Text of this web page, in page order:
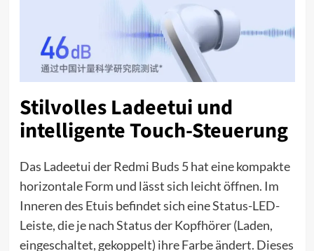
Stilvolles Ladeetui und
intelligente Touch-Steuerung
Das Ladeetui der Redmi Buds 5 hat eine kompakte
horizontale Form und lässt sich leicht öffnen. Im
Inneren des Etuis befindet sich eine Status-LED-
Leiste, die je nach Status der Kopfhörer (Laden,
eingeschaltet, gekoppelt) ihre Farbe ändert. Dieses